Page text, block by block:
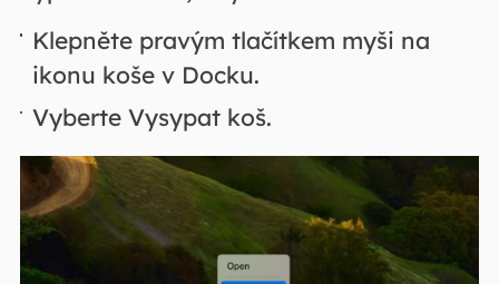
Klepněte pravým tlačítkem myši na
ikonu koše v Docku.
Vyberte Vysypat koš.